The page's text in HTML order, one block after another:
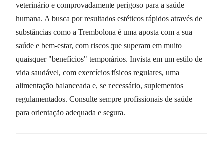
veterinário e comprovadamente perigoso para a saúde
humana. A busca por resultados estéticos rápidos através de
substâncias como a Trembolona é uma aposta com a sua
saúde e bem-estar, com riscos que superam em muito
quaisquer "benefícios" temporários. Invista em um estilo de
vida saudável, com exercícios físicos regulares, uma
alimentação balanceada e, se necessário, suplementos
regulamentados. Consulte sempre profissionais de saúde
para orientação adequada e segura.